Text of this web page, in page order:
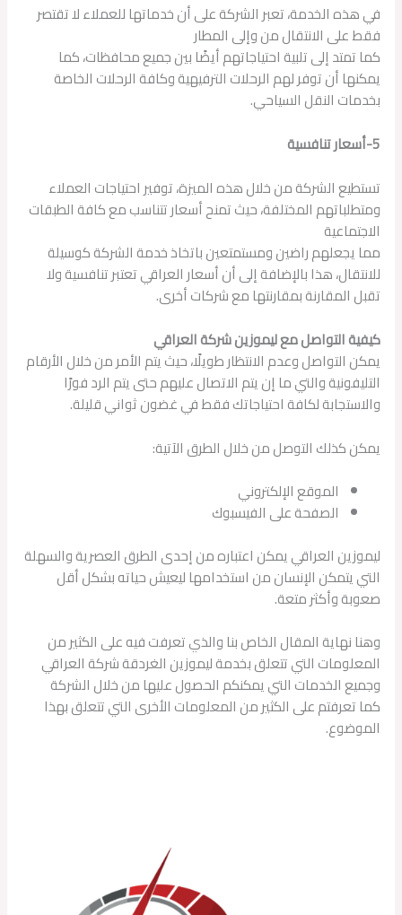
في هذه الخدمة، تعبر الشركة على أن خدماتها للعملاء لا تقتصر
فقط على الانتقال من وإلى المطار
كما تمتد إلى تلبية احتياجاتهم أيضًا بين جميع محافظات، كما
يمكنها أن توفر لهم الرحلات الترفيهية وكافة الرحلات الخاصة
بخدمات النقل السياحي.
5-أسعار تنافسية
تستطيع الشركة من خلال هذه الميزة، توفير احتياجات العملاء
ومتطلباتهم المختلفة، حيث تمنح أسعار تتناسب مع كافة الطبقات
الاجتماعية
مما يجعلهم راضين ومستمتعين باتخاذ خدمة الشركة كوسيلة
للانتقال، هذا بالإضافة إلى أن أسعار العراقي تعتبر تنافسية ولا
تقبل المقارنة بمقارنتها مع شركات أخرى.
كيفية التواصل مع ليموزين شركة العراقي
يمكن التواصل وعدم الانتظار طويلًا، حيث يتم الأمر من خلال الأرقام
التليفونية والتي ما إن يتم الاتصال عليهم حتى يتم الرد فورًا
والاستجابة لكافة احتياجاتك فقط في غضون ثواني قليلة.
يمكن كذلك التوصل من خلال الطرق الآتية:
الموقع الإلكتروني
الصفحة على الفيسبوك
ليموزين العراقي يمكن اعتباره من إحدى الطرق العصرية والسهلة
التي يتمكن الإنسان من استخدامها ليعيش حياته بشكل أقل
صعوبة وأكثر متعة.
وهنا نهاية المقال الخاص بنا والذي تعرفت فيه على الكثير من
المعلومات التي تتعلق بخدمة ليموزين الغردقة شركة العراقي
وجميع الخدمات التي يمكنكم الحصول عليها من خلال الشركة
كما تعرفتم على الكثير من المعلومات الأخرى التي تتعلق بهذا
الموضوع.